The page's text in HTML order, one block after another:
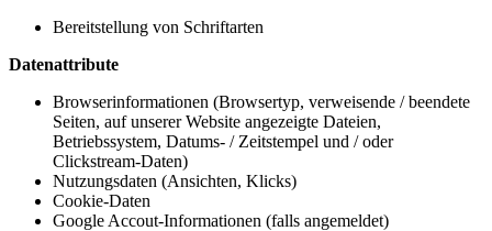
Bereitstellung von Schriftarten
Datenattribute
Browserinformationen (Browsertyp, verweisende / beendete
Seiten, auf unserer Website angezeigte Dateien,
Betriebssystem, Datums- / Zeitstempel und / oder
Clickstream-Daten)
Nutzungsdaten (Ansichten, Klicks)
Cookie-Daten
Google Accout-Informationen (falls angemeldet)